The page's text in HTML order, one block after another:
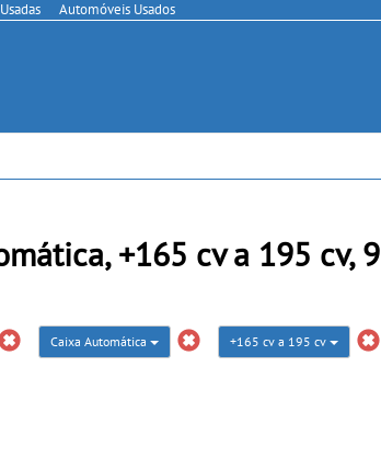
Automóveis Usados
+165 cv a 195 cv, 9
Caixa Automática +165 cv a 195 cv